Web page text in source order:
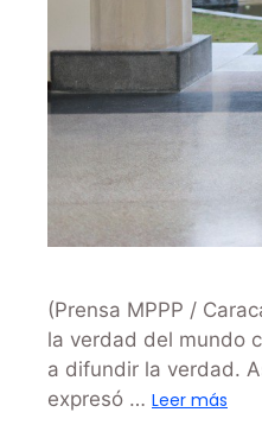
(Prensa MPPP /
la verdad del mundo
a difundir la verdad.
expresó … Leer más